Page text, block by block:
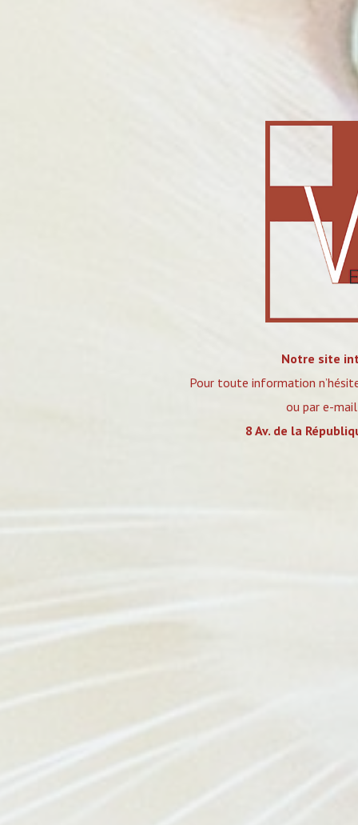
Notre site
Pour toute information
ou par e-
8 Av. de la